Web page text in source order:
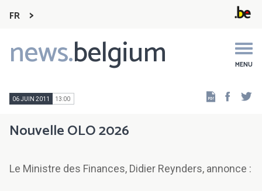
FR
news.belgium MENU
Main
navigation
06 JUIN 2011 13:00
Nouvelle OLO 2026
Le Ministre des Finances, Didier Reynders, annonce :